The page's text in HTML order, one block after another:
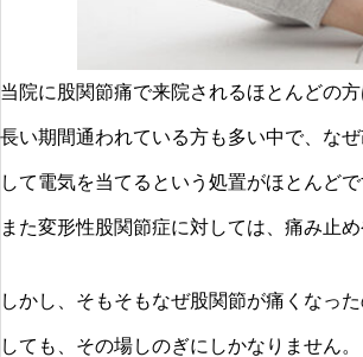
当院に股関節痛で来院されるほとんどの
長い期間通われている方も多い中で、な
して電気を当てるという処置がほとんどで
また変形性股関節症に対しては、痛み止
しかし、そもそもなぜ股関節が痛くなっ
しても、その場しのぎにしかなりません。